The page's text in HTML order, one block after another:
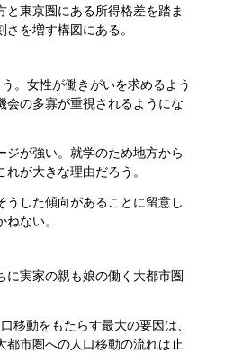
東京圏にある所得格差を踏ま
を増す構図にある。
。女性が働きがいを求めるよう
会の多寡が重視されるようにな
が強い。就学のため地方から
が大きな理由だろう。
した傾向があることに留意し
ない。
実家の親も娘の働く大都市圏
移動をもたらす最大の要因は、
市圏への人口移動の流れは止